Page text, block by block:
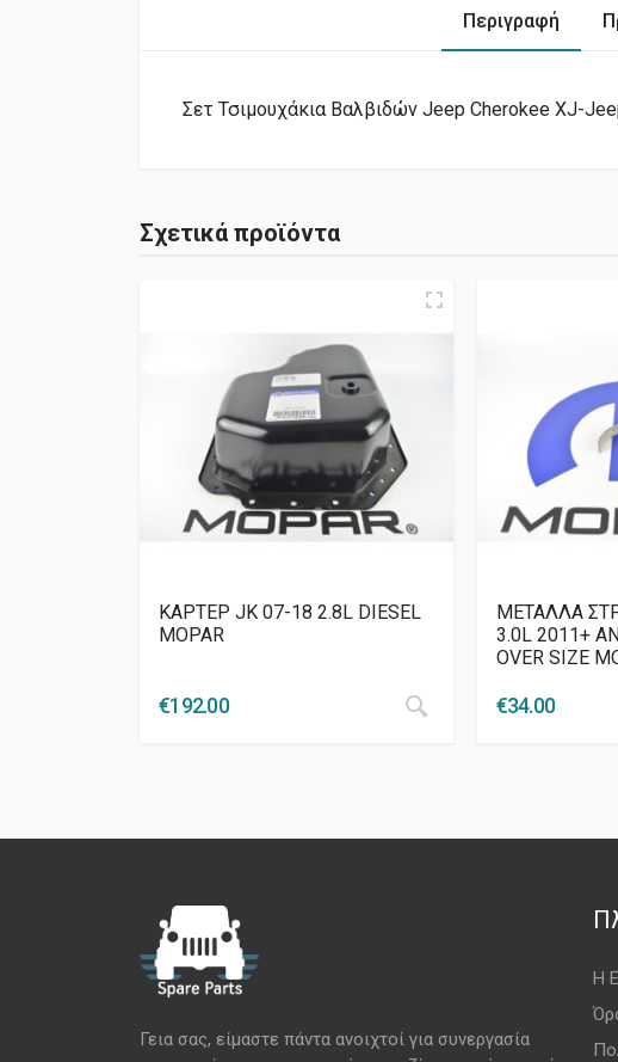
Περιγραφή
Σετ Τσιμουχάκια Βαλβιδών Jeep Cherokee XJ-
Σχετικά προϊόντα
ΚΑΡΤΕΡ JK 07-18 2.8L DIESEL
MOPAR
€192.00
ΜΕΤΑΛΛΑ
3.0L 2011+
OVER SIZE
€34.00
Γεια σας, είμαστε πάντα ανοιχτοί για συνεργασία
Η